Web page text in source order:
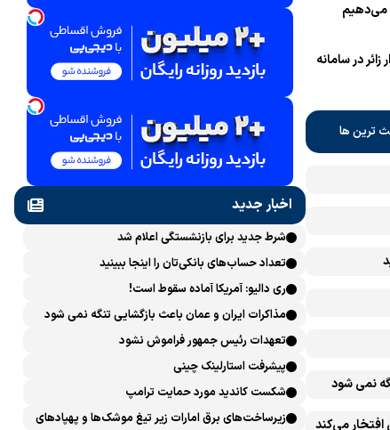
میلیون و 700 هزار زائر در سامانه
ترین ها
نمی شود
می‌کند
اخبار جدید
شرط جدید برای بازنشستگی اعلام شد
تعداد حساب‌های بانکی‌تان را اینجا ببینید
ری دالیو: آمریکا آماده سقوط است!
مذاکرات ایران و عمان باعث بازگشایی تنگه نمی شود
تعهدات رئیس جمهور فراموش نشود
پیشرفت ‏استارلینک چینی
شکست کاندید مورد حمایت ترامپ
زیرساخت‌های برق امارات زیر تیغ موشک‌ها و پهپادهای